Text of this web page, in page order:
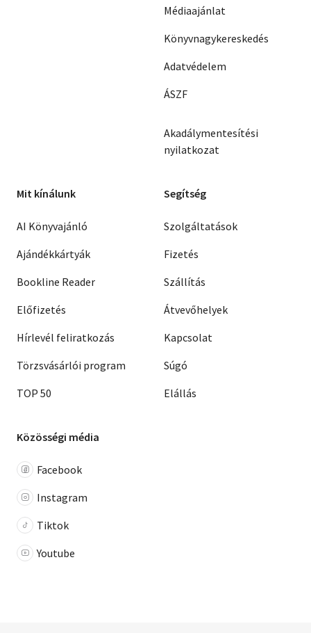
Médiaajánlat
Könyvnagykereskedés
Adatvédelem
ÁSZF
Akadálymentesítési
nyilatkozat
Mit kínálunk
AI Könyvajánló
Ajándékkártyák
Bookline Reader
Előfizetés
Hírlevél feliratkozás
Törzsvásárlói program
TOP 50
Segítség
Szolgáltatások
Fizetés
Szállítás
Átvevőhelyek
Kapcsolat
Súgó
Elállás
Közösségi média
Facebook
Instagram
Tiktok
Youtube